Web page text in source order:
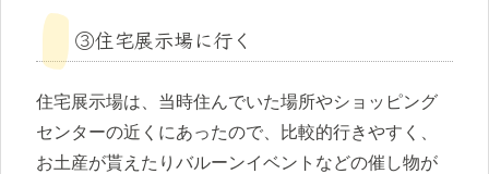
③住宅展示場に行く
住宅展示場は、当時住んでいた場所やショッピング
センターの近くにあったので、比較的行きやすく、
お土産が貰えたりバルーンイベントなどの催し物が